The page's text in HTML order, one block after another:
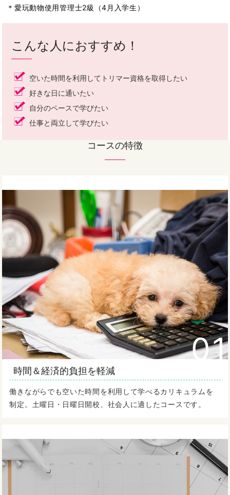
＊愛玩動物使用管理士2級（4月入学生）
こんな人におすすめ！
空いた時間を利用してトリマー資格を取得したい
好きな日に通いたい
自分のペースで学びたい
仕事と両立して学びたい
コースの特徴
01
時間＆経済的負担を軽減
働きながらでも空いた時間を利用して学べるカリキュラムを
制定。土曜日・日曜日開校、社会人に適したコースです。